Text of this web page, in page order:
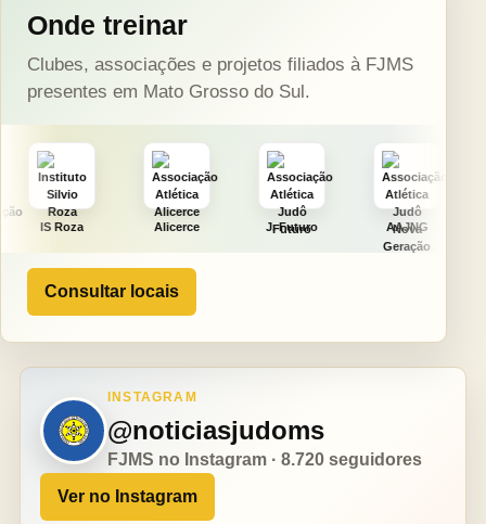
Onde treinar
Clubes, associações e projetos filiados à FJMS
presentes em Mato Grosso do Sul.
Alicerce J. Futuro AAJNG TSURU
Consultar locais
INSTAGRAM
@noticiasjudoms
FJMS no Instagram · 8.720 seguidores
Ver no Instagram